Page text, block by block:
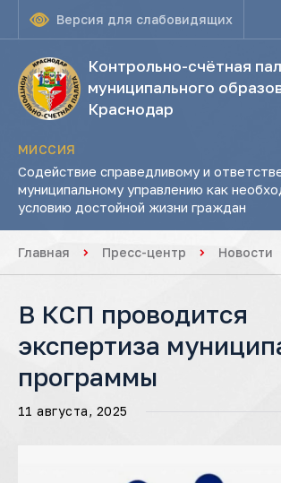
Версия для слабовидящих
Контрольно-счётная
муниципального
Краснодар
МИССИЯ
Содействие справедливому и
муниципальному управлению как
условию достойной жизни граждан
Главная Пресс-центр Новости
В КСП проводится
экспертиза
программы
11 августа, 2025